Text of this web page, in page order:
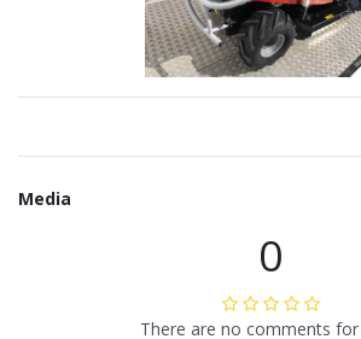
Media
0
There are no comments